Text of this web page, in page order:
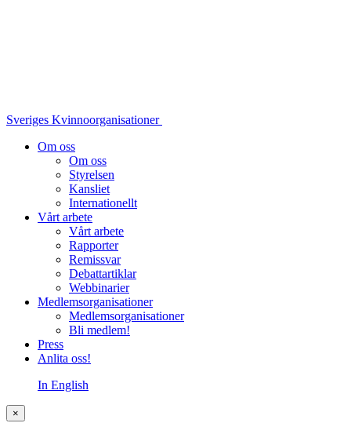
Sveriges Kvinnoorganisationer
Om oss
Om oss
Styrelsen
Kansliet
Internationellt
Vårt arbete
Vårt arbete
Rapporter
Remissvar
Debattartiklar
Webbinarier
Medlemsorganisationer
Medlemsorganisationer
Bli medlem!
Press
Anlita oss!
In English
×